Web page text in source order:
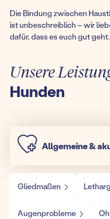
Die Bindung zwischen
ist unbeschreiblich – wir
dafür, dass es euch gut geht.
Unsere
Hunden
Allgemeine &
Gliedmaßen
Augenprobleme